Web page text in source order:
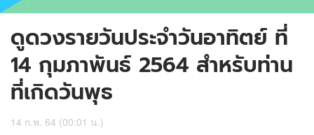
ดูดวงรายวันประจำวันอาทิตย์ ที่
14 กุมภาพันธ์ 2564 สำหรับท่าน
ที่เกิดวันพุธ
14 ก.พ. 64 (00:01 น.)